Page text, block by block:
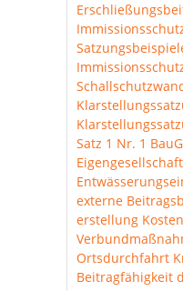
Satz 1 Nr. 1
externe
erstellung
Ortsdurchfahrt
Beitragfähigkeit